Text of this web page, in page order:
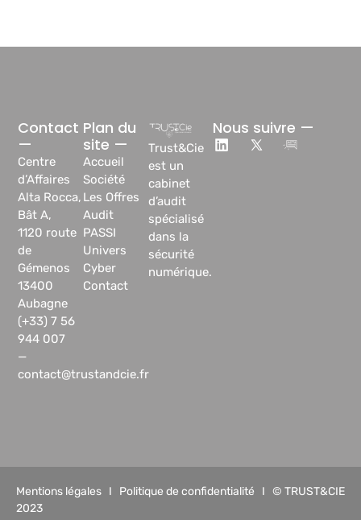
Trust&Cie
est un
cabinet
d’audit
spécialisé
dans la
sécurité
numérique.
Plan du
site —
Accueil
Société
Les Offres
Audit
PASSI
Univers
Cyber
Contact
Contact
—
Centre
d’Affaires
Alta Rocca,
Bât A,
1120 route
de
Gémenos
13400
Aubagne
(+33) 7 56
944 007
—
contact@trustandcie.fr
Nous suivre —
Mentions légales I Politique de confidentialité I © TRUST&CIE
2023